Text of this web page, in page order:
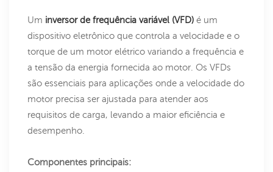
Um inversor de frequência variável (VFD) é um
dispositivo eletrônico que controla a velocidade e o
torque de um motor elétrico variando a frequência e
a tensão da energia fornecida ao motor. Os VFDs
são essenciais para aplicações onde a velocidade do
motor precisa ser ajustada para atender aos
requisitos de carga, levando a maior eficiência e
desempenho.
Componentes principais: